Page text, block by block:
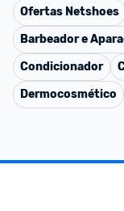
Ofertas Netshoes
Barbeador e
Condicionador
Dermocosmético